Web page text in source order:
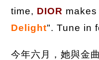
time, DIOR
Delight". Tune in
今年六月，她與金